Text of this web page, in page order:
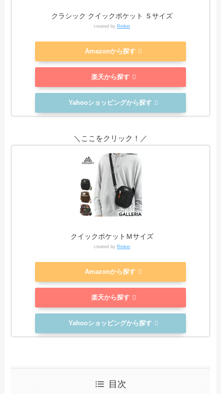
クラシック クイックポケット Ｓサイズ
created by Rinker
Amazonから探す
楽天から探す
Yahooショッピングから探す
＼ここをクリック！／
クイックポケットＭサイズ
created by Rinker
Amazonから探す
楽天から探す
Yahooショッピングから探す
目次